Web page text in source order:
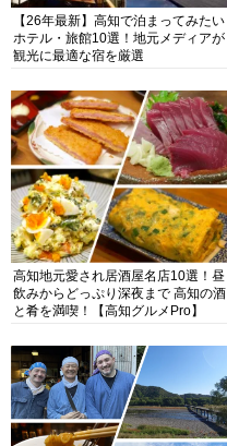
【26年最新】高知で泊まってみたい
ホテル・旅館10選！地元メディアが
観光に最適な宿を厳選
高知地元愛され居酒屋名店10選！昼
飲みからどっぷり深夜まで 高知の酒
と肴を満喫！【高知グルメPro】